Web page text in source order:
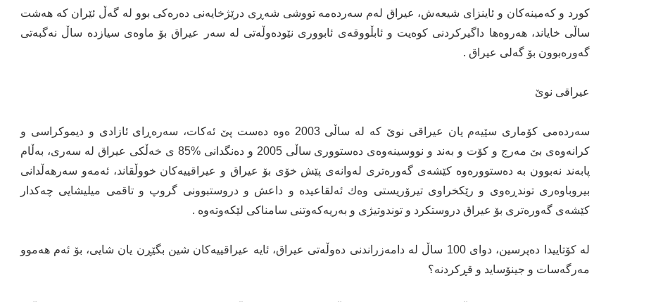
كورد و كه‌مینه‌كان و ئاینزای‌ شیعه‌ش، عیراق له‌م سه‌رده‌مه‌ تووشی‌ شه‌ڕی‌ درێژخایه‌نی‌ ده‌ره‌كی‌ بوو له‌ گه‌ڵ ئێران كه‌ هه‌شت
ساڵی خایاند، هه‌روه‌ها داگیركردنی‌ كوه‌یت و ئابڵووقه‌ی‌ ئابووری‌ نێوده‌وڵه‌تی‌ له‌ سه‌ر عیراق بۆ ماوه‌ی‌ سیازده‌ ساڵ نه‌گبه‌تی‌
گه‌وره‌بوون بۆ گه‌لی‌ عیراق .
عیراقی‌ نوێ‌
سه‌رده‌می‌ كۆماری‌ سێیه‌م یان عیراقی‌ نوێ‌ كه‌ له‌ ساڵی‌ 2003 ه‌وه‌ ده‌ست پێ ئه‌كات، سه‌ره‌ڕای‌ ئازادی‌ و دیموكراسی‌ و
كرانه‌وه‌ی‌ بێ‌ مه‌رج و كۆت و به‌ند و نووسینه‌وه‌ی‌ ده‌ستووری‌ ساڵی‌ 2005 و ده‌نگدانی %85 ی خه‌ڵكی‌ عیراق له‌ سه‌ری، به‌ڵام
پابه‌ند نه‌بوون به‌ ده‌ستووره‌وه‌ كێشه‌ی‌ گه‌وره‌تری‌ له‌وانه‌ی‌ پێش خۆی‌ بۆ عیراق و عیراقییه‌كان خووڵقاند، ئه‌مه‌و سه‌رهه‌ڵدانی‌
بیروباوه‌ری‌ توندڕه‌وی‌ و رێكخراوی تیرۆریستی وه‌ك ئه‌لقاعیده‌ و داعش و دروستبوونی‌ گروپ و تاقمی‌ میلیشایی‌ چه‌كدار
كێشه‌ی‌ گه‌وره‌تری بۆ عیراق دروستكرد و توندوتیژی‌ و به‌ریه‌كه‌وتنی‌ سامناكی‌ لێكه‌وته‌وه‌ .
له‌ كۆتاییدا ده‌پرسین، دوای‌ 100 ساڵ له‌ دامه‌زراندنی‌ ده‌وڵه‌تی‌ عیراق، ئایه‌ عیراقییه‌كان شین بگێڕن یان شایی‌، بۆ ئه‌م هه‌موو
مه‌رگه‌سات و جینۆساید و قڕكردنه‌؟